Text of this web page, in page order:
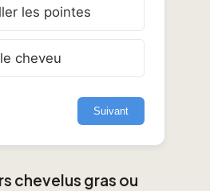
les pointes
cheveu
Suivant
chevelus gras ou